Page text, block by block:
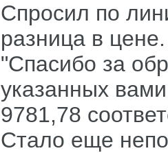
Спросил по
разница в
"Спасибо за
указанных
9781,78
Стало еще